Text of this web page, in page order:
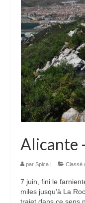
Alicante
par Spica | Classé
7 juin, fini le
miles jusqu’à La